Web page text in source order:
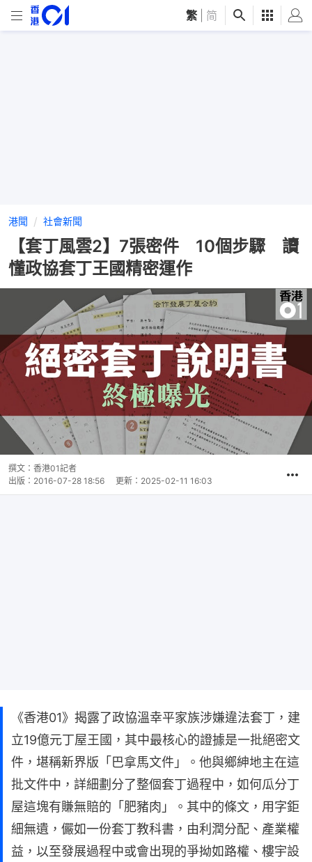
繁 简
港聞 社會新聞
【套丁風雲2】7張密件 10個步驟 讀
懂政協套丁王國精密運作
撰文： 香港01記者
出版： 2016-07-28 18:56 更新： 2025-02-11 16:03
《香港01》揭露了政協溫幸平家族涉嫌違法套丁，建
立19億元丁屋王國，其中最核心的證據是一批絕密文
件，堪稱新界版「巴拿馬文件」。他與鄉紳地主在這
批文件中，詳細劃分了整個套丁過程中，如何瓜分丁
屋這塊有賺無賠的「肥豬肉」。其中的條文，用字鉅
細無遺，儼如一份套丁教科書，由利潤分配、產業權
益，以至發展過程中或會出現的爭拗如路權、樓宇設